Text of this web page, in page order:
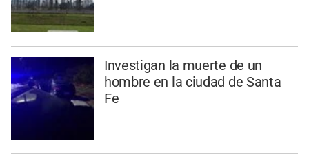
Investigan la muerte de un
hombre en la ciudad de Santa
Fe